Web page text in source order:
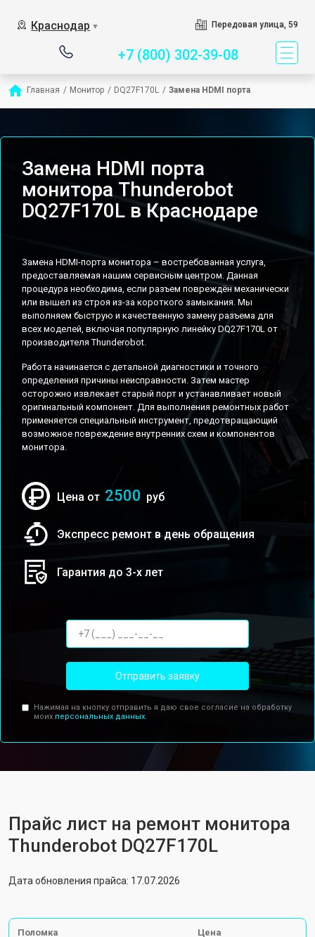
Краснодар ▼ Передовая улица, 59
+7 (800) 302-39-08
Главная / Монитор / DQ27F170L / Замена HDMI порта
Замена HDMI порта
монитора Thunderobot
DQ27F170L в Краснодаре
Замена HDMI-порта монитора – востребованная услуга,
предоставляемая нашим сервисным центром. Данная
процедура необходима, если разъем повреждён механически
или вышел из строя из-за короткого замыкания. Мы
выполняем быструю и качественную замену разъема для
всех моделей, включая популярную линейку DQ27F170L от
производителя Thunderobot.
Работа начинается с детальной диагностики и точного
определения причины неисправности. Затем мастер
осторожно извлекает старый порт и устанавливает новый
оригинальный компонент. Для выполнения ремонтных работ
применяется специальный инструмент, предотвращающий
возможное повреждение внутренних схем и компонентов
монитора.
Цена от 2500 руб
Экспресс ремонт в день обращения
Гарантия до 3-х лет
Отправить заявку
Нажимая на кнопку отправить я даю свое согласие на обработку
моих персональных данных.
Прайс лист на ремонт монитора
Thunderobot DQ27F170L
Дата обновления прайса: 17.07.2026
Поломка Цена